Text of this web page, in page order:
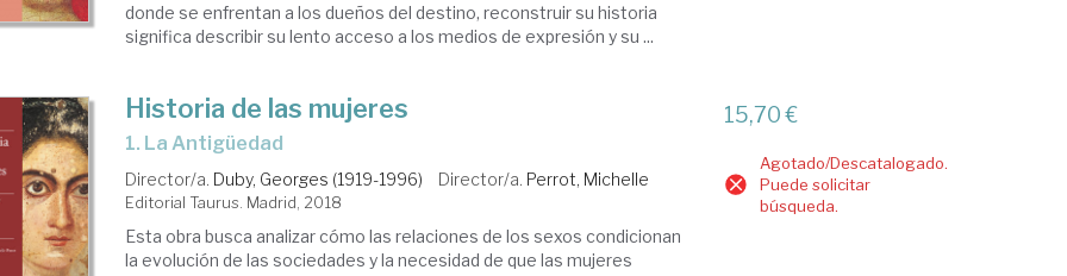
donde se enfrentan a los dueños del destino, reconstruir su historia
significa describir su lento acceso a los medios de expresión y su ...
Historia de las mujeres
1. La Antigüedad
Director/a. Duby, Georges (1919-1996) Director/a. Perrot, Michelle
Editorial Taurus. Madrid, 2018
Esta obra busca analizar cómo las relaciones de los sexos condicionan
la evolución de las sociedades y la necesidad de que las mujeres
15,70 €
Agotado/Descatalogado.
Puede solicitar
búsqueda.